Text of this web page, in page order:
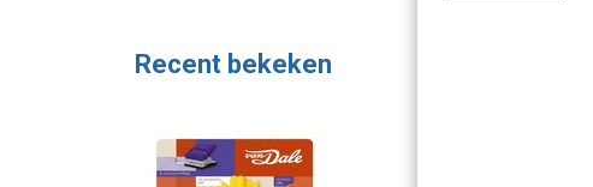
Recent bekeken